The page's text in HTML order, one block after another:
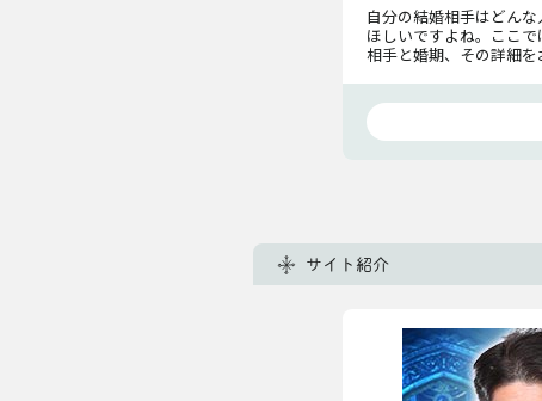
自分の結婚相手はどん
ほしいですよね。ここ
相手と婚期、その詳細を
サイト紹介